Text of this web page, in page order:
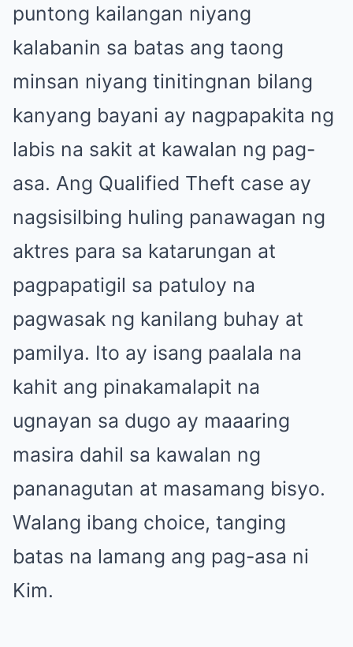
puntong kailangan niyang
kalabanin sa batas ang taong
minsan niyang tinitingnan bilang
kanyang bayani ay nagpapakita ng
labis na sakit at kawalan ng pag-
asa. Ang Qualified Theft case ay
nagsisilbing huling panawagan ng
aktres para sa katarungan at
pagpapatigil sa patuloy na
pagwasak ng kanilang buhay at
pamilya. Ito ay isang paalala na
kahit ang pinakamalapit na
ugnayan sa dugo ay maaaring
masira dahil sa kawalan ng
pananagutan at masamang bisyo.
Walang ibang choice, tanging
batas na lamang ang pag-asa ni
Kim.